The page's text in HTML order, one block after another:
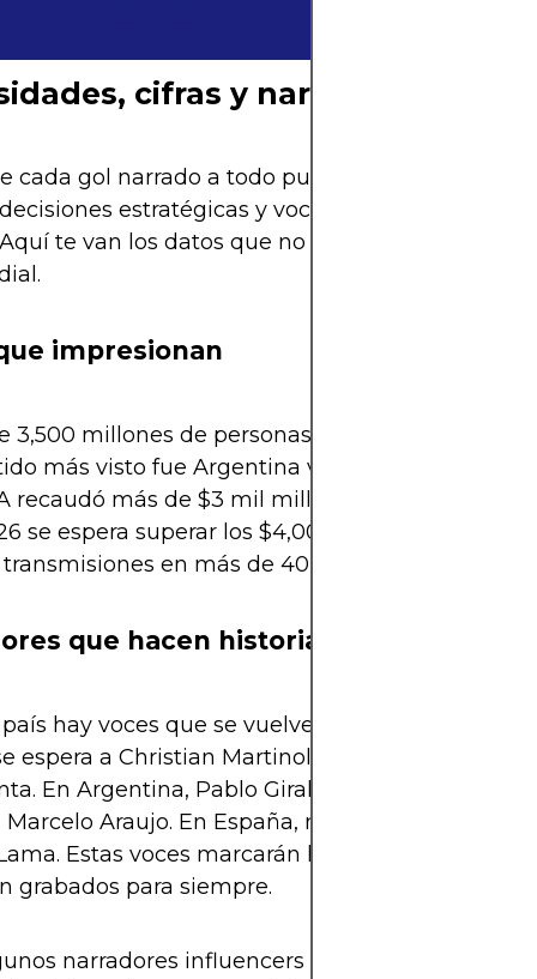
cifras y narradores
cada gol narrado a todo pulmón, hay millones
estratégicas y voces que se vuelven
te van los datos que no sabías sobre la
impresionan
3,500 millones de personas vieron Catar 2022
más visto fue Argentina vs Francia: 1,500
recaudó más de $3 mil millones solo en
se espera superar los $4,000 millones en
en más de 40 idiomas
que hacen historia
hay voces que se vuelven parte del
espera a Christian Martinoli, Luis García y Jorge
En Argentina, Pablo Giralt, Sebastián Vignolo
Araujo. En España, narrarán Rubén
Estas voces marcarán los momentos que
grabados para siempre.
narradores influencers en Twitch y YouTube